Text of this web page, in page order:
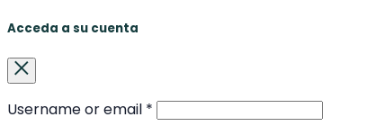
Acceda a su cuenta
Username or email *